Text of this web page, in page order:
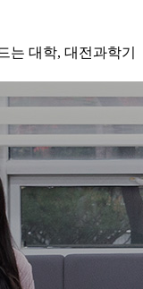
는 대학, 대전과학기